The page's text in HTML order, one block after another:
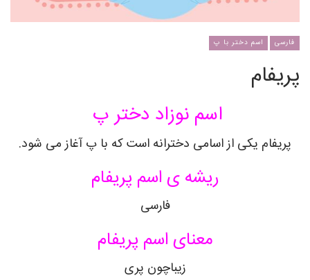
فارسی اسم دختر با پ
پریفام
اسم نوزاد دختر پ
پریفام یکی از اسامی دخترانه است که با پ آغاز می شود.
ریشه ی اسم پریفام
فارسی
معنای اسم پریفام
زیباچون پری